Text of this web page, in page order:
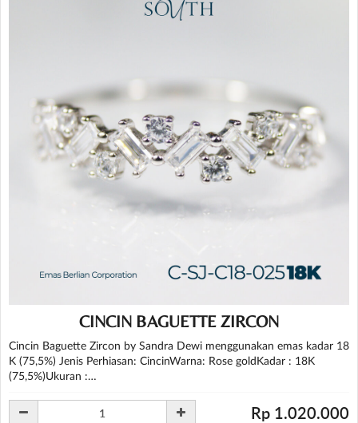
CINCIN BAGUETTE ZIRCON
Cincin Baguette Zircon by Sandra Dewi menggunakan emas kadar 18
K (75,5%) Jenis Perhiasan: CincinWarna: Rose goldKadar : 18K
(75,5%)Ukuran :…
Rp 1.020.000